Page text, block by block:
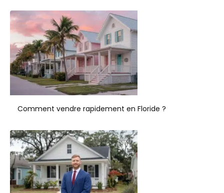
Comment vendre rapidement en Floride ?